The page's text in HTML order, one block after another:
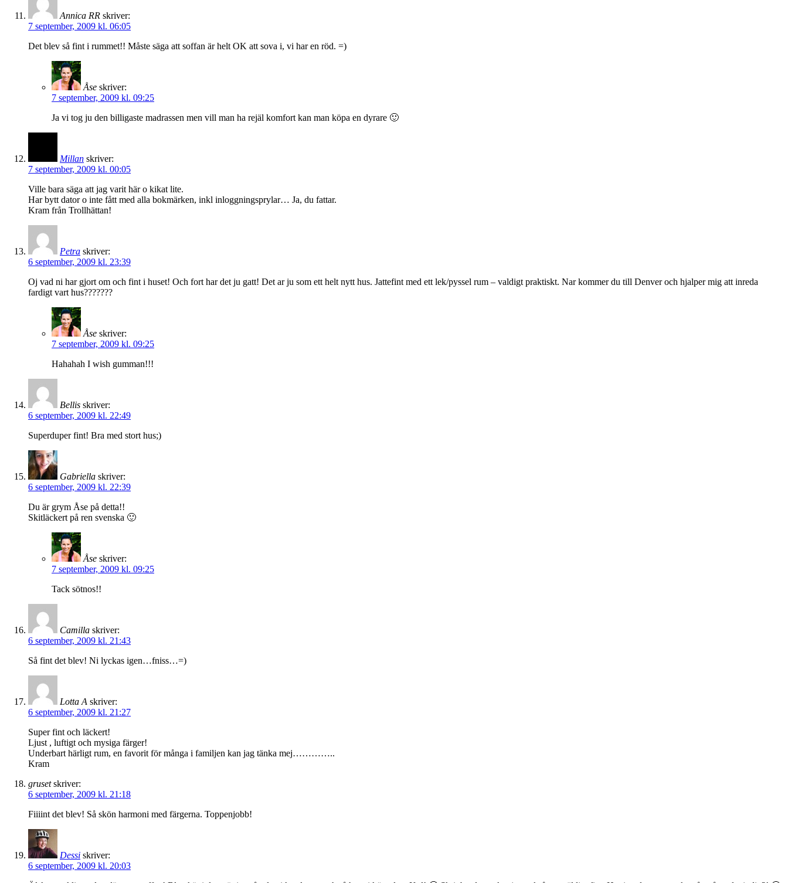
Annica RR skriver:
7 september, 2009 kl. 06:05
Det blev så fint i rummet!! Måste säga att soffan är helt OK att sova i, vi har en röd. =)
Åse skriver:
7 september, 2009 kl. 09:25
Ja vi tog ju den billigaste madrassen men vill man ha rejäl komfort kan man köpa en dyrare 🙂
Millan skriver:
7 september, 2009 kl. 00:05
Ville bara säga att jag varit här o kikat lite.
Har bytt dator o inte fått med alla bokmärken, inkl inloggningsprylar… Ja, du fattar.
Kram från Trollhättan!
Petra skriver:
6 september, 2009 kl. 23:39
Oj vad ni har gjort om och fint i huset! Och fort har det ju gatt! Det ar ju som ett helt nytt hus. Jattefint med ett lek/pyssel rum – valdigt praktiskt. Nar kommer du till Denver och hjalper mig att inreda
fardigt vart hus???????
Åse skriver:
7 september, 2009 kl. 09:25
Hahahah I wish gumman!!!
Bellis skriver:
6 september, 2009 kl. 22:49
Superduper fint! Bra med stort hus;)
Gabriella skriver:
6 september, 2009 kl. 22:39
Du är grym Åse på detta!!
Skitläckert på ren svenska 🙂
Åse skriver:
7 september, 2009 kl. 09:25
Tack sötnos!!
Camilla skriver:
6 september, 2009 kl. 21:43
Så fint det blev! Ni lyckas igen…fniss…=)
Lotta A skriver:
6 september, 2009 kl. 21:27
Super fint och läckert!
Ljust , luftigt och mysiga färger!
Underbart härligt rum, en favorit för många i familjen kan jag tänka mej…………..
Kram
gruset skriver:
6 september, 2009 kl. 21:18
Fiiiint det blev! Så skön harmoni med färgerna. Toppenjobb!
Dessi skriver:
6 september, 2009 kl. 20:03